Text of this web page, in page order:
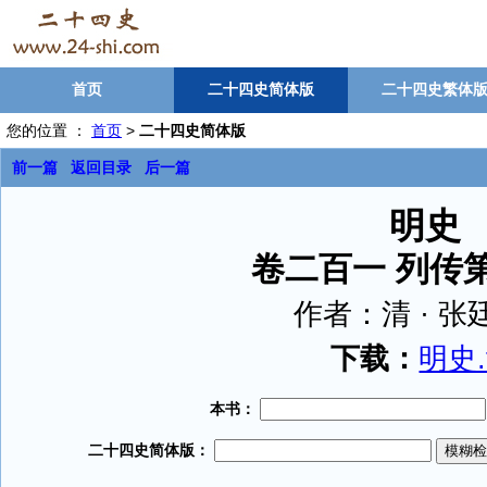
首页 二十四史简体版 二十四史繁体版
您的位置 ： 首页 > 二十四史简体版
前一篇 返回目录 后一篇
明史
卷二百一 列传
作者：清 · 张
下载： 明史
本书：